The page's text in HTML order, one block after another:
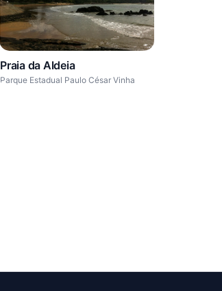
Praia da Aldeia
Parque Estadual Paulo César Vinha